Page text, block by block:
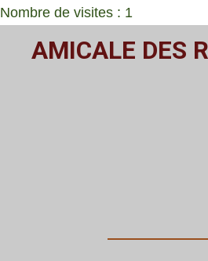
Nombre de visites : 1
Passer
AMICALE DES